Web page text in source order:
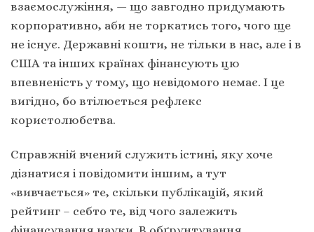
взаємослужіння, — що завгодно придумають
корпоративно, аби не торкатись того, чого ще
не існує. Державні кошти, не тільки в нас, але і в
США та інших країнах фінансують цю
впевненість у тому, що невідомого немає. І це
вигідно, бо втілюється рефлекс
користолюбства.
Справжній вчений служить істині, яку хоче
дізнатися і повідомити іншим, а тут
«вивчається» те, скільки публікацій, який
рейтинг – себто те, від чого залежить